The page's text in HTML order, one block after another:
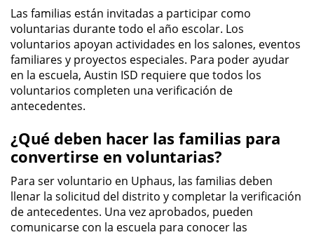
Las familias están invitadas a participar como
voluntarias durante todo el año escolar. Los
voluntarios apoyan actividades en los salones, eventos
familiares y proyectos especiales. Para poder ayudar
en la escuela, Austin ISD requiere que todos los
voluntarios completen una verificación de
antecedentes.
¿Qué deben hacer las familias para
convertirse en voluntarias?
Para ser voluntario en Uphaus, las familias deben
llenar la solicitud del distrito y completar la verificación
de antecedentes. Una vez aprobados, pueden
comunicarse con la escuela para conocer las